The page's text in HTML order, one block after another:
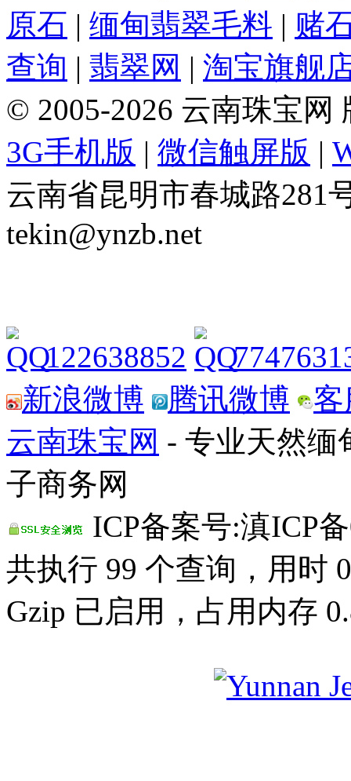
原石 | 缅甸翡翠毛料 | 赌
查询 | 翡翠网 | 淘宝旗舰
© 2005-2026 云南珠宝网
3G手机版 | 微信触屏版 |
云南省昆明市春城路281
tekin@ynzb.net
122638852
新浪微博
腾讯微博
云南珠宝网 - 专业天然缅
子商务网
ICP备案号:滇ICP
共执行 99 个查询，用时
Gzip 已启用，占用内存